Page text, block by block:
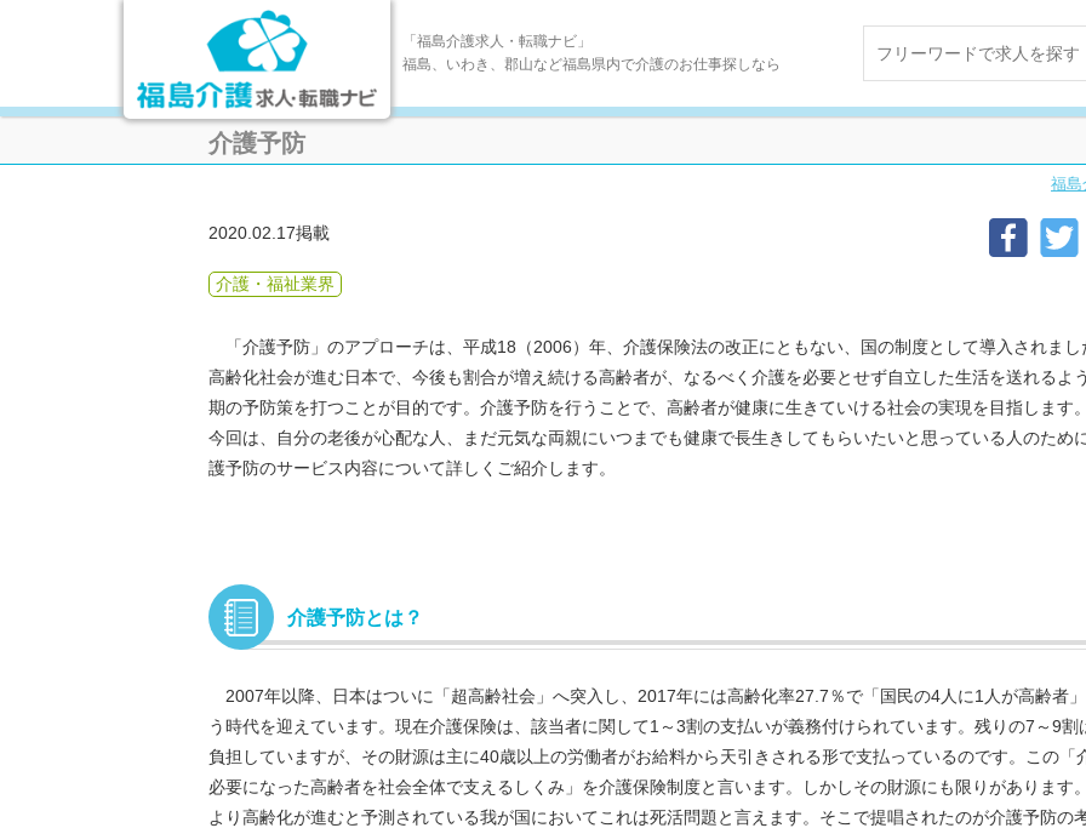
「福島介護求人・転職ナビ」
福島、いわき、郡山など福島県内で介護のお仕事探しなら
介護予防
福島
2020.02.17掲載
介護・福祉業界
「介護予防」のアプローチは、平成18（2006）年、介護保険法の改正にともない、国の制度として導入されまし
高齢化社会が進む日本で、今後も割合が増え続ける高齢者が、なるべく介護を必要とせず自立した生活を送れるよ
期の予防策を打つことが目的です。介護予防を行うことで、高齢者が健康に生きていける社会の実現を目指します。
今回は、自分の老後が心配な人、まだ元気な両親にいつまでも健康で長生きしてもらいたいと思っている人のため
護予防のサービス内容について詳しくご紹介します。
介護予防とは？
2007年以降、日本はついに「超高齢社会」へ突入し、2017年には高齢化率27.7％で「国民の4人に1人が高齢者
う時代を迎えています。現在介護保険は、該当者に関して1～3割の支払いが義務付けられています。残りの7～9割
負担していますが、その財源は主に40歳以上の労働者がお給料から天引きされる形で支払っているのです。この「
必要になった高齢者を社会全体で支えるしくみ」を介護保険制度と言います。しかしその財源にも限りがあります
より高齢化が進むと予測されている我が国においてこれは死活問題と言えます。そこで提唱されたのが介護予防の